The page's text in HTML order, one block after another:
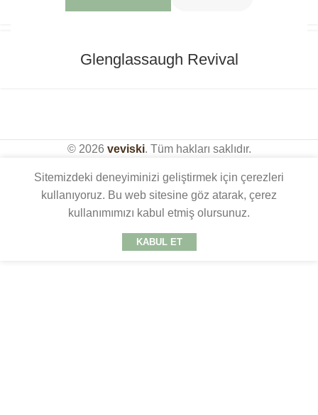
Glenglassaugh Revival
© 2026 veviski. Tüm hakları saklıdır.
Sitemizdeki deneyiminizi geliştirmek için çerezleri
kullanıyoruz. Bu web sitesine göz atarak, çerez
kullanımımızı kabul etmiş olursunuz.
KABUL ET